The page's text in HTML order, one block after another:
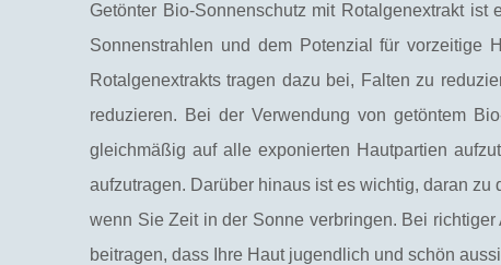
Getönter Bio-Sonnenschutz mit Rotalgenextrakt
Sonnenstrahlen und dem Potenzial für vorzeitige
Rotalgenextrakts tragen dazu bei, Falten zu
reduzieren. Bei der Verwendung von getöntem
gleichmäßig auf alle exponierten Hautpartien
aufzutragen. Darüber hinaus ist es wichtig, daran
wenn Sie Zeit in der Sonne verbringen. Bei
beitragen, dass Ihre Haut jugendlich und schön